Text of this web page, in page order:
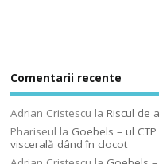
Comentarii recente
Adrian Cristescu laRiscul de
Phariseul la Goebels – ul
viscerală dând în clocot